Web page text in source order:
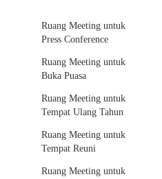
Ruang Meeting untuk
Press Conference
Ruang Meeting untuk
Buka Puasa
Ruang Meeting untuk
Tempat Ulang Tahun
Ruang Meeting untuk
Tempat Reuni
Ruang Meeting untuk